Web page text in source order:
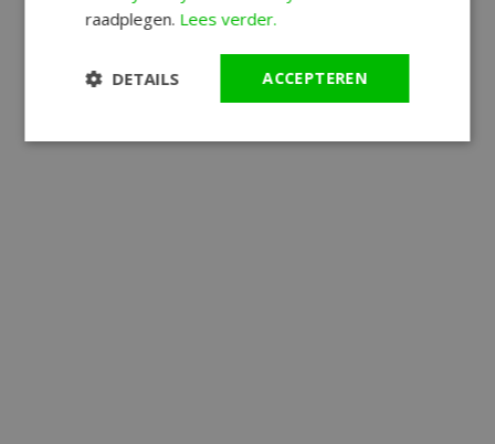
raadplegen. Lees verder.
ACCEPTEREN
DETAILS